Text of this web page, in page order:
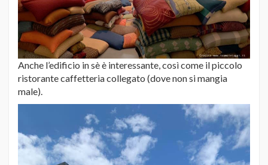
Anche l’edificio in sè è interessante, così come il piccolo
ristorante caffetteria collegato (dove non si mangia
male).